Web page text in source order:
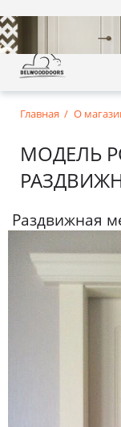
Главная О
МОДЕЛЬ
Раздвижная